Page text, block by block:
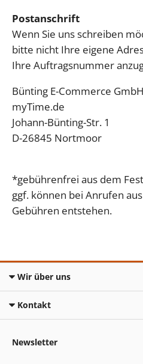
Postanschrift
Wenn Sie uns schreiben
bitte nicht Ihre eigene
Ihre Auftragsnummer
Bünting E-Commerce
myTime.de
Johann-Bünting-Str. 1
D-26845 Nortmoor
*gebührenfrei aus dem
ggf. können bei Anrufen
Gebühren entstehen.
Wir über uns
Kontakt
Newsletter